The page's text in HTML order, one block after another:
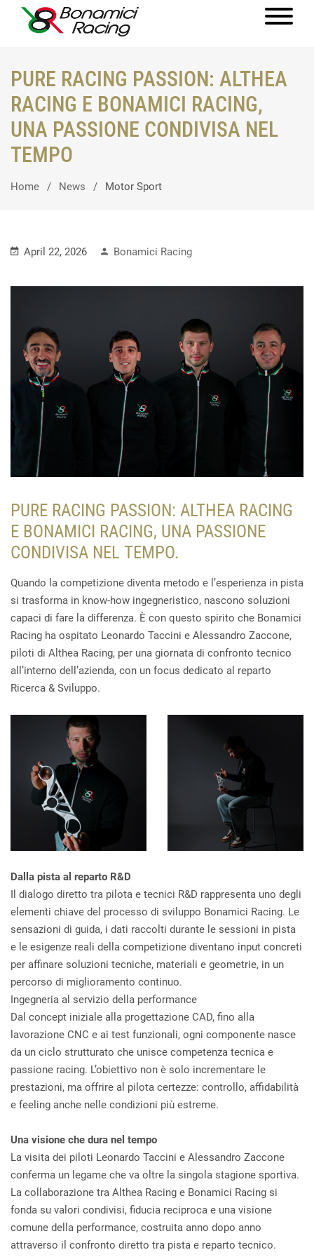
PURE RACING PASSION: ALTHEA
RACING E BONAMICI RACING,
UNA PASSIONE CONDIVISA NEL
TEMPO
Home News Motor Sport
April 22, 2026 Bonamici Racing
PURE RACING PASSION: ALTHEA RACING
E BONAMICI RACING, UNA PASSIONE
CONDIVISA NEL TEMPO.
Quando la competizione diventa metodo e l’esperienza in pista
si trasforma in know-how ingegneristico, nascono soluzioni
capaci di fare la differenza. È con questo spirito che Bonamici
Racing ha ospitato Leonardo Taccini e Alessandro Zaccone,
piloti di Althea Racing, per una giornata di confronto tecnico
all’interno dell’azienda, con un focus dedicato al reparto
Ricerca & Sviluppo.
Dalla pista al reparto R&D
Il dialogo diretto tra pilota e tecnici R&D rappresenta uno degli
elementi chiave del processo di sviluppo Bonamici Racing. Le
sensazioni di guida, i dati raccolti durante le sessioni in pista
e le esigenze reali della competizione diventano input concreti
per affinare soluzioni tecniche, materiali e geometrie, in un
percorso di miglioramento continuo.
Ingegneria al servizio della performance
Dal concept iniziale alla progettazione CAD, fino alla
lavorazione CNC e ai test funzionali, ogni componente nasce
da un ciclo strutturato che unisce competenza tecnica e
passione racing. L’obiettivo non è solo incrementare le
prestazioni, ma offrire al pilota certezze: controllo, affidabilità
e feeling anche nelle condizioni più estreme.
Una visione che dura nel tempo
La visita dei piloti Leonardo Taccini e Alessandro Zaccone
conferma un legame che va oltre la singola stagione sportiva.
La collaborazione tra Althea Racing e Bonamici Racing si
fonda su valori condivisi, fiducia reciproca e una visione
comune della performance, costruita anno dopo anno
attraverso il confronto diretto tra pista e reparto tecnico.